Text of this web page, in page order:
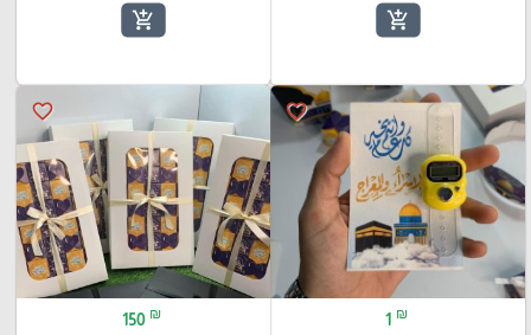
add_shopping_cart
add_shopping_cart
favorite_border
1 ₪
favorite_border
150 ₪